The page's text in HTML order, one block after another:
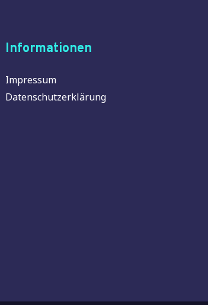
Informationen
Impressum
Datenschutzerklärung